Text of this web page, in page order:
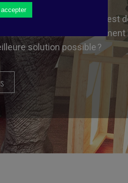
une solution, le risque est
de la situation.
solution possible ?